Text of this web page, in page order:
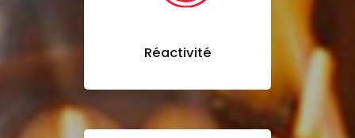
Réactivité